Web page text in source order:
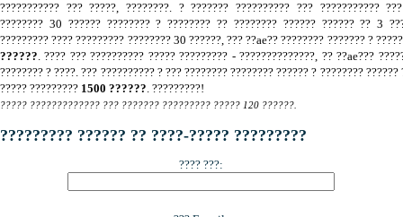
??????????? ??? ?????, ????????. ? ??????? ?????????? ??? ???????????
???????? 30 ?????? ???????? ? ???????? ?? ???????? ?????? ?????? ?? 3
????????? ???? ????????? ???????? 30 ??????, ??? ??ae?? ???????? ??????? ?
??????. ???? ??? ?????????? ????? ????????? - ??????????????, ?? ??ae???
???????? ? ????. ??? ?????????? ? ??? ???????? ???????? ?????? ? ???????? ??????
????? ????????? 1500 ??????. ?????????!
????? ????????????? ??? ??????? ????????? ????? 120 ??????.
????????? ?????? ?? ????-????? ?????????
???? ???: